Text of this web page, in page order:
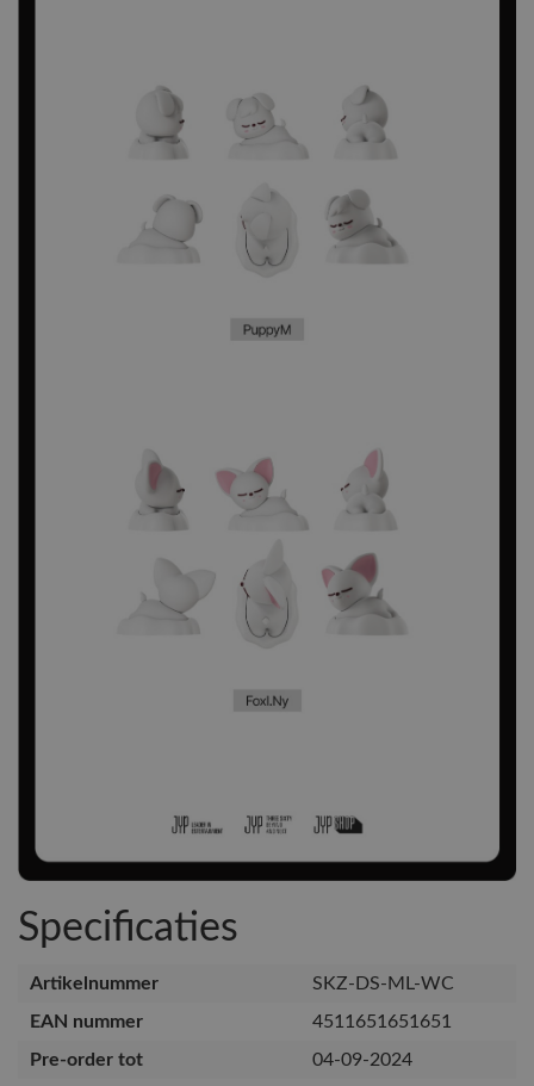
Specificaties
Artikelnummer
SKZ-DS-ML-WC
EAN nummer
4511651651651
Pre-order tot
04-09-2024